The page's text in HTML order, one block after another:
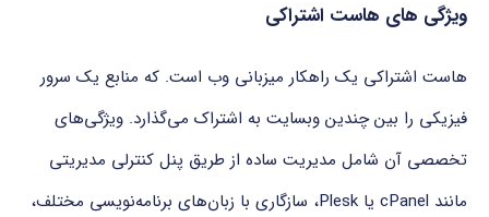
ویژگی های هاست اشتراکی
هاست اشتراکی یک راهکار میزبانی وب است. که منابع یک سرور
فیزیکی را بین چندین وبسایت به اشتراک می‌گذارد. ویژگی‌های
تخصصی آن شامل مدیریت ساده از طریق پنل کنترلی مدیریتی
مانند cPanel یا Plesk، سازگاری با زبان‌های برنامه‌نویسی مختلف،